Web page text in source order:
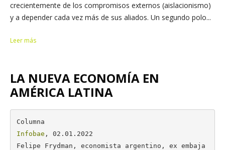
crecientemente de los compromisos externos (aislacionismo)
y a depender cada vez más de sus aliados. Un segundo polo...
Leer más
LA NUEVA ECONOMÍA EN
AMÉRICA LATINA
Infobae , 02.01.2022
Felipe Frydman, economista argentino, ex embaja